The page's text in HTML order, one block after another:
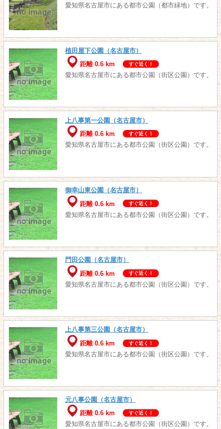
愛知県名古屋市にある都市公園（都市緑地）です。
植田屋下公園（名古屋市）
距離 0.6 km
すぐ近く！
愛知県名古屋市にある都市公園（街区公園）です。
上八事第一公園（名古屋市）
距離 0.6 km
すぐ近く！
愛知県名古屋市にある都市公園（街区公園）です。
御幸山東公園（名古屋市）
距離 0.6 km
すぐ近く！
愛知県名古屋市にある都市公園（街区公園）です。
門田公園（名古屋市）
距離 0.6 km
すぐ近く！
愛知県名古屋市にある都市公園（街区公園）です。
上八事第三公園（名古屋市）
距離 0.6 km
すぐ近く！
愛知県名古屋市にある都市公園（街区公園）です。
元八事公園（名古屋市）
距離 0.6 km
すぐ近く！
愛知県名古屋市にある都市公園（街区公園）です。